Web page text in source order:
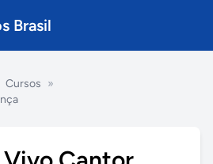
Brasil
Cursos »